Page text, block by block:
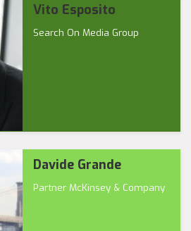
Vito Esposito
Search On Media Group
Davide Grande
Partner McKinsey & Company